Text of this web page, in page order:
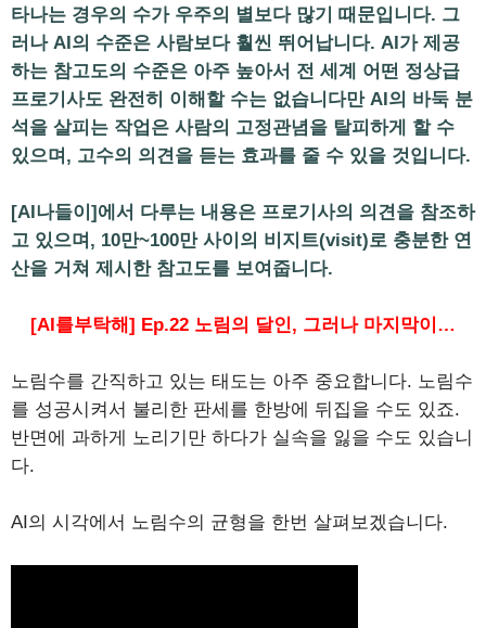
타나는 경우의 수가 우주의 별보다 많기 때문입니다. 그
러나 AI의 수준은 사람보다 훨씬 뛰어납니다. AI가 제공
하는 참고도의 수준은 아주 높아서 전 세계 어떤 정상급
프로기사도 완전히 이해할 수는 없습니다만 AI의 바둑 분
석을 살피는 작업은 사람의 고정관념을 탈피하게 할 수
있으며, 고수의 의견을 듣는 효과를 줄 수 있을 것입니다.
[AI나들이]에서 다루는 내용은 프로기사의 의견을 참조하
고 있으며, 10만~100만 사이의 비지트(visit)로 충분한 연
산을 거쳐 제시한 참고도를 보여줍니다.
[AI를부탁해] Ep.22 노림의 달인, 그러나 마지막이…
노림수를 간직하고 있는 태도는 아주 중요합니다. 노림수
를 성공시켜서 불리한 판세를 한방에 뒤집을 수도 있죠.
반면에 과하게 노리기만 하다가 실속을 잃을 수도 있습니
다.
AI의 시각에서 노림수의 균형을 한번 살펴보겠습니다.